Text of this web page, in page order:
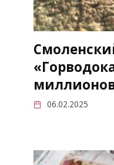
06.02.2025